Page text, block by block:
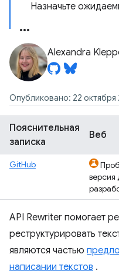
Назначьте
Alexandra
Опубликовано: 22 октября
Пояснительная
записка
Веб
GitHub
версия
API Rewriter помогает
реструктурировать
являются частью
написании текстов .